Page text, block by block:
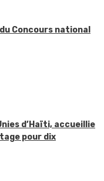
Concours national
d’Haïti, accueillie
pour dix